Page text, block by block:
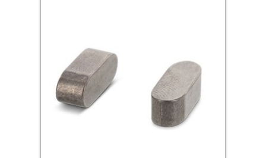
Заклепки (Гайки-Заклепки)
Инструмент
Крюки, кольца с метрической резьбой